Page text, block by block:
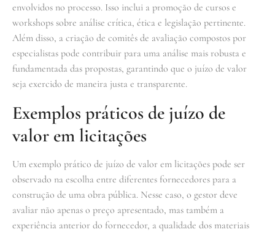
envolvidos no processo. Isso inclui a promoção de cursos e
workshops sobre análise crítica, ética e legislação pertinente.
Além disso, a criação de comitês de avaliação compostos por
especialistas pode contribuir para uma análise mais robusta e
fundamentada das propostas, garantindo que o juízo de valor
seja exercido de maneira justa e transparente.
Exemplos práticos de juízo de
valor em licitações
Um exemplo prático de juízo de valor em licitações pode ser
observado na escolha entre diferentes fornecedores para a
construção de uma obra pública. Nesse caso, o gestor deve
avaliar não apenas o preço apresentado, mas também a
experiência anterior do fornecedor, a qualidade dos materiais